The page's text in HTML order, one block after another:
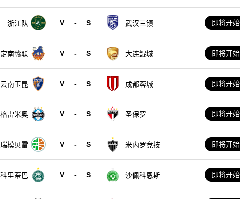
浙江队 V - S 武汉三镇 即将开始
定南赣联 V - S 大连鲲城 即将开始
云南玉昆 V - S 成都蓉城 即将开始
格雷米奥 V - S 圣保罗 即将开始
瑞模贝雷 V - S 米内罗竞技 即将开始
科里蒂巴 V - S 沙佩科恩斯 即将开始